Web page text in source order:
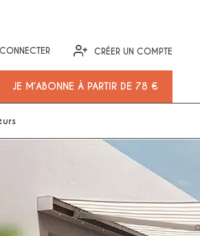
CRÉER UN COMPTE
JE M’ABONNE À PARTIR DE 78 €